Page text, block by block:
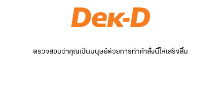
ตรวจสอบว่าคุณเป็นมนุษย์ด้วยการทำคำสั่งนี้ให้เสร็จสิ้น